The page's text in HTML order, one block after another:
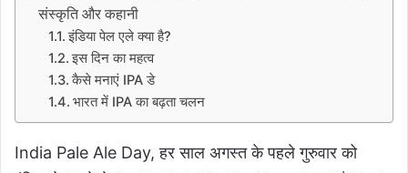
संस्कृति और कहानी
इंडिया पेल एले क्या है?
इस दिन का महत्व
कैसे मनाएं IPA डे
भारत में IPA का बढ़ता चलन
India Pale Ale Day,हर साल अगस्त के पहले गुरुवार को